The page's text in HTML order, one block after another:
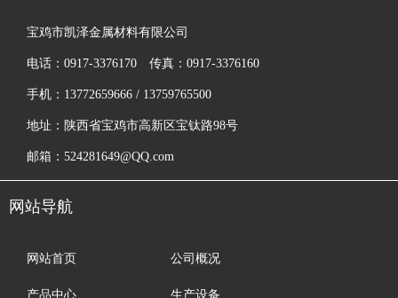
宝鸡市凯泽金属材料有限公司
电话：0917-3376170 传真：0917-3376160
手机：13772659666 / 13759765500
地址：陕西省宝鸡市高新区宝钛路98号
邮箱：524281649@QQ.com
网站导航
网站首页 公司概况
产品中心 生产设备